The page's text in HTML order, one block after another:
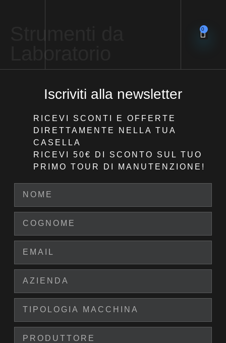
0
Iscriviti alla newsletter
RICEVI SCONTI E OFFERTE
DIRETTAMENTE NELLA TUA
CASELLA
RICEVI 50€ DI SCONTO
SUL TUO
PRIMO TOUR DI MANUTENZIONE!